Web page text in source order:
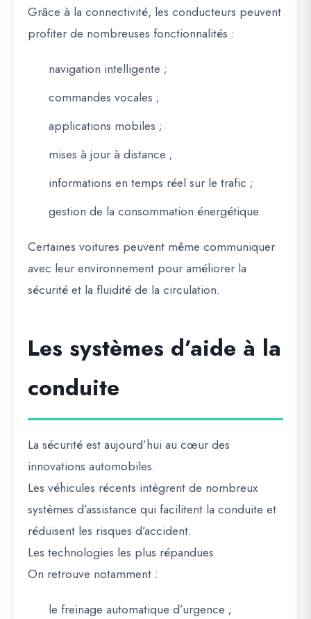
Grâce à la connectivité, les conducteurs peuvent
profiter de nombreuses fonctionnalités :
navigation intelligente ;
commandes vocales ;
applications mobiles ;
mises à jour à distance ;
informations en temps réel sur le trafic ;
gestion de la consommation énergétique.
Certaines voitures peuvent même communiquer
avec leur environnement pour améliorer la
sécurité et la fluidité de la circulation.
Les systèmes d’aide à la
conduite
La sécurité est aujourd’hui au cœur des
innovations automobiles.
Les véhicules récents intègrent de nombreux
systèmes d’assistance qui facilitent la conduite et
réduisent les risques d’accident.
Les technologies les plus répandues
On retrouve notamment :
le freinage automatique d’urgence ;